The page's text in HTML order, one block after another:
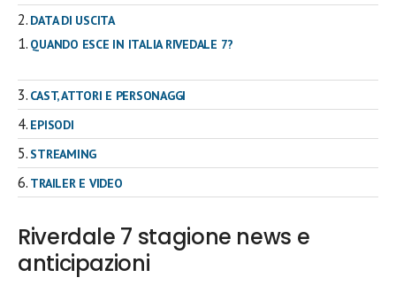
DATA DI USCITA
QUANDO ESCE IN ITALIA RIVEDALE 7?
CAST, ATTORI E PERSONAGGI
EPISODI
STREAMING
TRAILER E VIDEO
Riverdale 7 stagione news e
anticipazioni